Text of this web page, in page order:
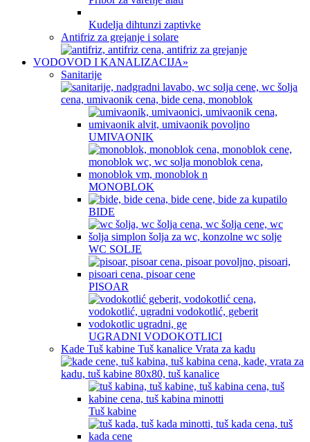
Kudelja dihtunzi zaptivke
Antifriz za grejanje i solare
VODOVOD I KANALIZACIJA»
Sanitarije
UMIVAONIK
MONOBLOK
BIDE
WC SOLJE
PISOAR
UGRADNI VODOKOTLICI
Kade Tuš kabine Tuš kanalice Vrata za kadu
Tuš kabine